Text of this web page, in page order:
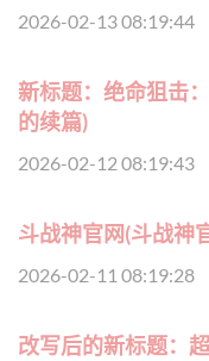
2026-02-13 08:19:44
新标题：绝命狙击
的续篇)
2026-02-12 08:19:43
斗战神官网(斗战神
2026-02-11 08:19:28
改写后的新标题：